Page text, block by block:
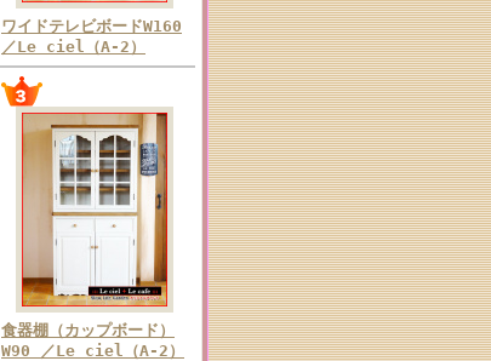
ワイドテレビボードW160
／Le ciel（A-2）
食器棚（カップボード）
W90 ／Le ciel（A-2）